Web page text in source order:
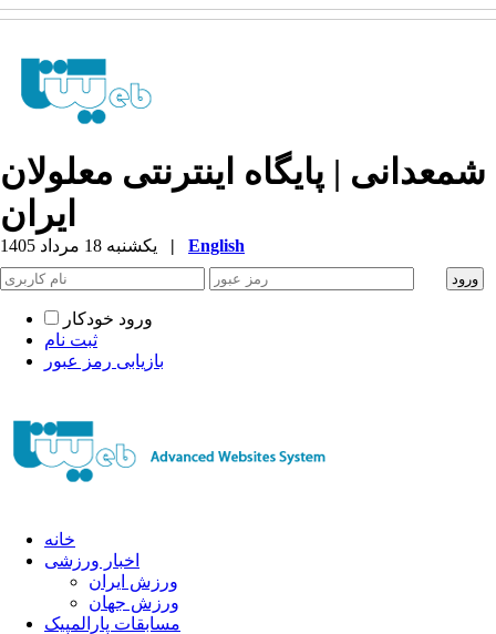
شمعدانی | پایگاه اینترنتی معلولان
ایران
| English
ورود خودکار
ثبت نام
بازیابی رمز عبور
خانه
اخبار ورزشی
ورزش ایران
ورزش جهان
مسابقات پارالمپیک